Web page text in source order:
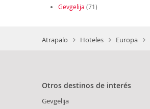
Gevgelija (71)
Atrapalo Hoteles Europa
Otros destinos de interés
Gevgelija